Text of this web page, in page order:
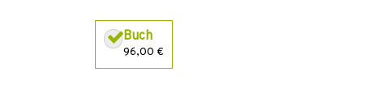
Buch
96,00 €